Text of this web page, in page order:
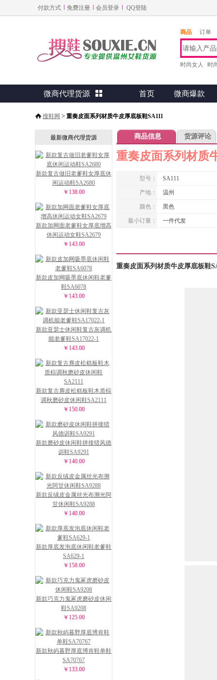
付款方式 免费注册 会员登录 QQ登陆
商品 订单
时尚女人 时
微商代理货源  首页 微商爆款
搜鞋网 > 重奏皮面系列材质牛皮厚底板鞋SA111
最新微商代理货源
新款复古做旧老爹鞋女厚底休
闲运动鞋SA2680
￥138.00
新款加网面老爹鞋女厚底增高
休闲运动女鞋SA2679
￥143.00
新款皮加网吸墨底休闲鞋老爹
鞋SA6078
￥143.00
新款亚瑟士休闲鞋复古灰调机
能老爹鞋SA17022-1
￥143.00
新款复古麂皮松糕板鞋木质棕
调秋磨砂皮休闲鞋SA2111
￥150.00
新款磨砂皮休闲鞋拼接猎风德
训鞋SA9291
￥140.00
新款反绒皮金属丝光布溯光阿
甘休闲鞋SA9288
￥140.00
新款厚底发泡底休闲鞋老爹鞋
SA629-1
￥158.00
新款巧克力鬼冢虎磨砂皮休闲
鞋SA9208
￥125.00
新款秋屿暮野厚底博肯鞋单鞋
SA70767
￥133.00
商品信息 货源评论
重奏皮面系列材质
型号： SA111
产地： 温州
颜色：
黑色
最小订量： 一件代发
重奏皮面系列材质牛皮厚底板鞋